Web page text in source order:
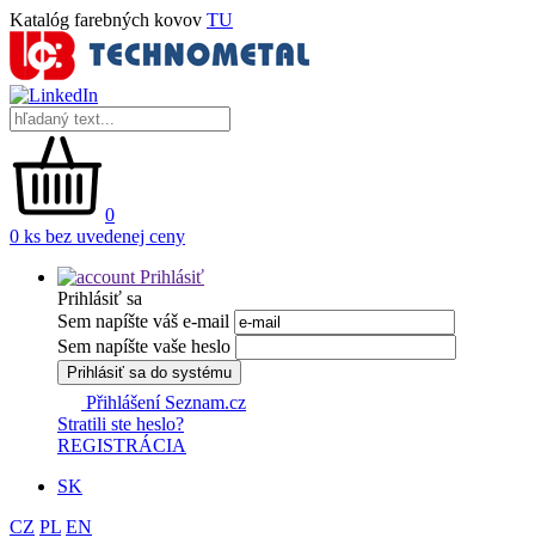
Katalóg farebných kovov TU
0
0 ks bez uvedenej ceny
Prihlásiť
Prihlásiť sa
Sem napíšte váš e-mail
Sem napíšte vaše heslo
Prihlásiť sa do systému
Přihlášení Seznam.cz
Stratili ste heslo?
REGISTRÁCIA
SK
CZ PL EN